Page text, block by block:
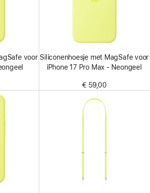
voor Siliconenhoesje met MagSafe voor
iPhone 17 Pro Max - Neongeel
€ 59,00